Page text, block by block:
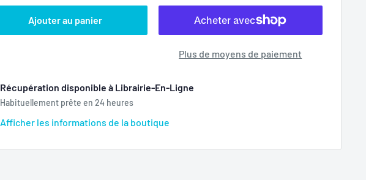
Ajouter au panier
Plus de moyens de paiement
Récupération disponible à Librairie-En-Ligne
Habituellement prête en 24 heures
Afficher les informations de la boutique